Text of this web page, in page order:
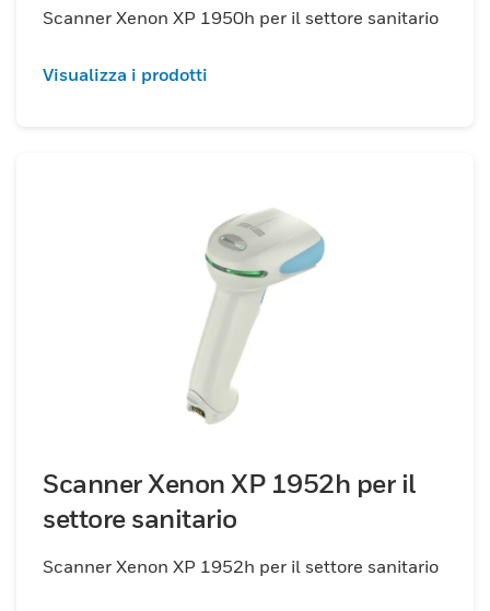
Scanner Xenon XP 1950h per il settore sanitario
Visualizza i prodotti
Scanner Xenon XP 1952h per il
settore sanitario
Scanner Xenon XP 1952h per il settore sanitario